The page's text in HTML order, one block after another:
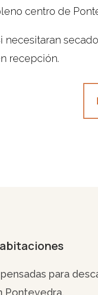
centro de
necesitaran
recepción.
para
Pontevedra.